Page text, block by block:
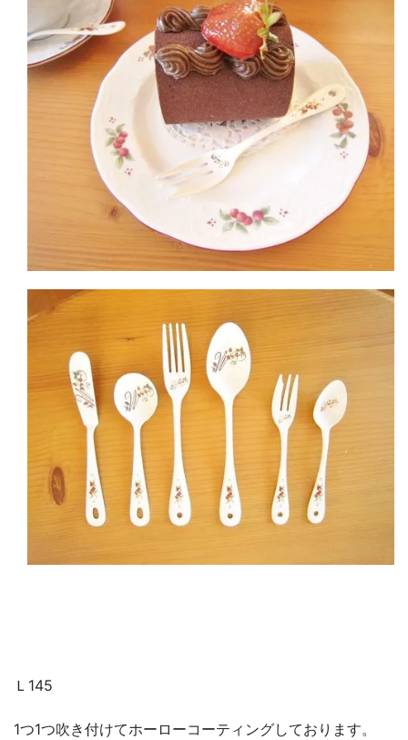
Ｌ145
1つ1つ吹き付けてホーローコーティングしております。